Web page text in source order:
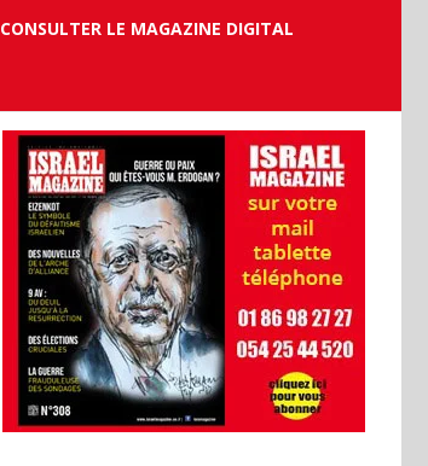
CONSULTER LE MAGAZINE DIGITAL